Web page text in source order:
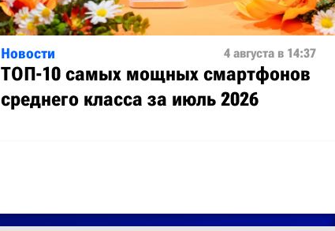
Новости 4 августа в 14:37
ТОП-10 самых мощных смартфонов
среднего класса за июль 2026